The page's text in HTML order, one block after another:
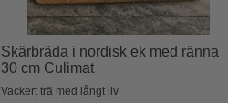
Skärbräda i nordisk ek med ränna
30 cm Culimat
Vackert trä med långt liv